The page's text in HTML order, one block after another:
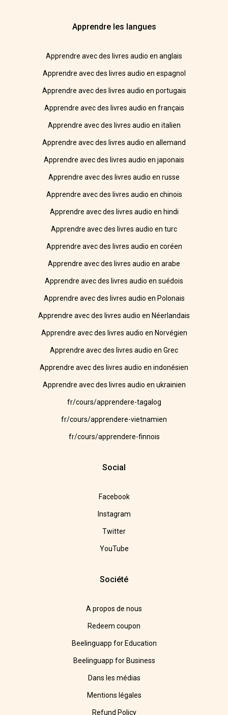
Apprendre les langues
Apprendre avec des livres audio en anglais
Apprendre avec des livres audio en espagnol
Apprendre avec des livres audio en portugais
Apprendre avec des livres audio en français
Apprendre avec des livres audio en italien
Apprendre avec des livres audio en allemand
Apprendre avec des livres audio en japonais
Apprendre avec des livres audio en russe
Apprendre avec des livres audio en chinois
Apprendre avec des livres audio en hindi
Apprendre avec des livres audio en turc
Apprendre avec des livres audio en coréen
Apprendre avec des livres audio en arabe
Apprendre avec des livres audio en suédois
Apprendre avec des livres audio en Polonais
Apprendre avec des livres audio en Néerlandais
Apprendre avec des livres audio en Norvégien
Apprendre avec des livres audio en Grec
Apprendre avec des livres audio en indonésien
Apprendre avec des livres audio en ukrainien
fr/cours/apprendere-tagalog
fr/cours/apprendere-vietnamien
fr/cours/apprendere-finnois
Social
Facebook
Instagram
Twitter
YouTube
Société
A propos de nous
Redeem coupon
Beelinguapp for Education
Beelinguapp for Business
Dans les médias
Mentions légales
Refund Policy